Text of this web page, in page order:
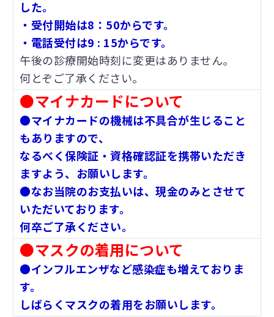
した。
・受付開始は8：50からです。
・電話受付は9 : 15からです。
午後の診療開始時刻に変更はありません。
何とぞご了承ください。
●マイナカードについて
●マイナカードの機械は不具合が生じること
もありますので、
なるべく保険証・資格確認証を携帯いただき
ますよう、お願いします。
●なお当院のお支払いは、現金のみとさせて
いただいております。
何卒ご了承ください。
●マスクの着用について
●インフルエンザなど感染症も増えておりま
す。
しばらくマスクの着用をお願いします。